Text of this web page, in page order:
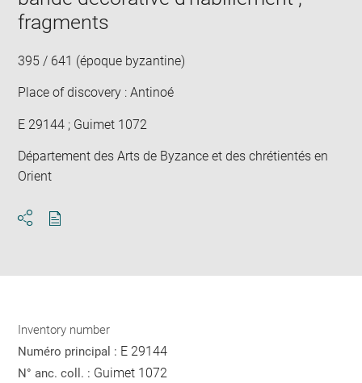
fragments
395 / 641 (époque byzantine)
Place of discovery : Antinoé
E 29144 ; Guimet 1072
Département des Arts de Byzance et des chrétientés en
Orient
Inventory number
Numéro principal : E 29144
N° anc. coll. : Guimet 1072